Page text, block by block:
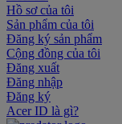
Hồ sơ của tôi
Sản phẩm của tôi
Đăng ký sản phẩm
Cộng đồng của tôi
Đăng xuất
Đăng nhập
Đăng ký
Acer ID là gì?